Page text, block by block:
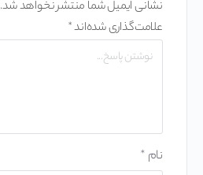
نشانی ایمیل شما منتشر نخواهد شد.
علامت‌گذاری شده‌اند*
نام *